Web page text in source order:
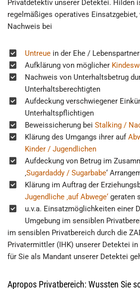
Privatdetektiv unserer Detektei. Hilden
regelmäßiges operatives Einsatzgebiet,
Nachweis bei
Untreue in der Ehe /
Aufklärung von möglicher
Nachweis von Unterhaltsbetrug
Unterhaltsberechtigten
Aufdeckung verschwiegener
Unterhaltspflichtigen
Beweissicherung bei Stalking /
Klärung des Umgangs ihrer auf
Kinder / Jugendlichen
Aufdeckung von Betrug im
‚Sugardaddy / Sugarbabe‘
Klärung im Auftrag der
Jugendliche ‚auf Abwege‘ geraten
u.v.a. Einsatzmöglichkeiten einer
Umgebung im sensiblen
im sensiblen Privatbereich durch die
Privatermittler (IHK) unserer Detektei
für Sie als Mandant unserer Detektei
Apropos Privatbereich: Wussten Sie